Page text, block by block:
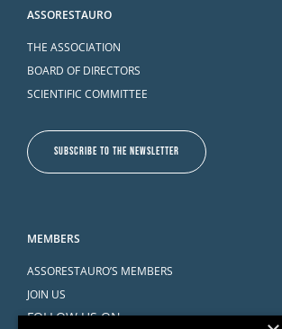
ASSORESTAURO
THE ASSOCIATION
BOARD OF DIRECTORS
SCIENTIFIC COMMITTEE
SUBSCRIBE TO THE NEWSLETTER
MEMBERS
ASSORESTAURO’S MEMBERS
JOIN US
FOLLOW US ON